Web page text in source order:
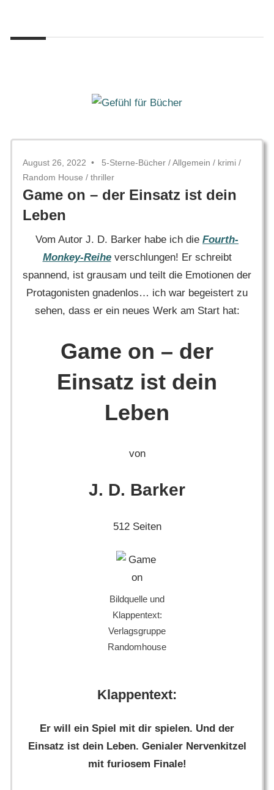
springen
Gefühl
für
August 26, 2022 5-Sterne-Bücher /Allgemein / krimi /
Random House / thriller
Game on – der Einsatz ist dein
Leben
Vom Autor J. D. Barker habe ich die Fourth-
Monkey-Reiheverschlungen! Er schreibt
spannend, ist grausam und teilt die Emotionen der
Protagonisten gnadenlos… ich war begeistert zu
sehen, dass er ein neues Werk am Start hat:
Game on – der
Einsatz ist dein
Leben
von
J. D. Barker
512 Seiten
Bildquelle und
Klappentext:
Verlagsgruppe
Randomhouse
Klappentext:
Er will ein Spiel mit dir spielen. Und der
Einsatz ist dein Leben. Genialer Nervenkitzel
mit furiosem Finale!